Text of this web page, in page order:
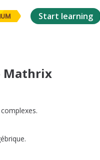
Start learning
Mathrix
complexes.
.